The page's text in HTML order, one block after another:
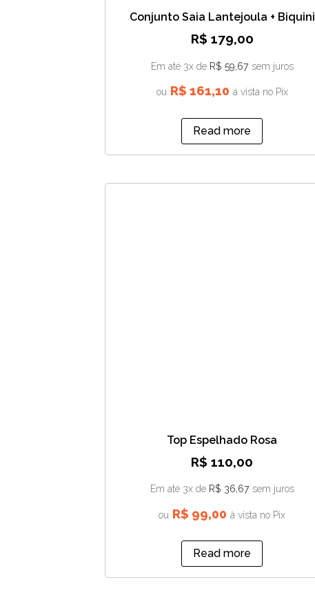
Conjunto Saia Lantejoula + Biquini
R$ 179,00
Em até 3x de R$ 59,67 sem juros
ou R$ 161,10 à vista no Pix
Read more
Top Espelhado Rosa
R$ 110,00
Em até 3x de R$ 36,67 sem juros
ou R$ 99,00 à vista no Pix
Read more